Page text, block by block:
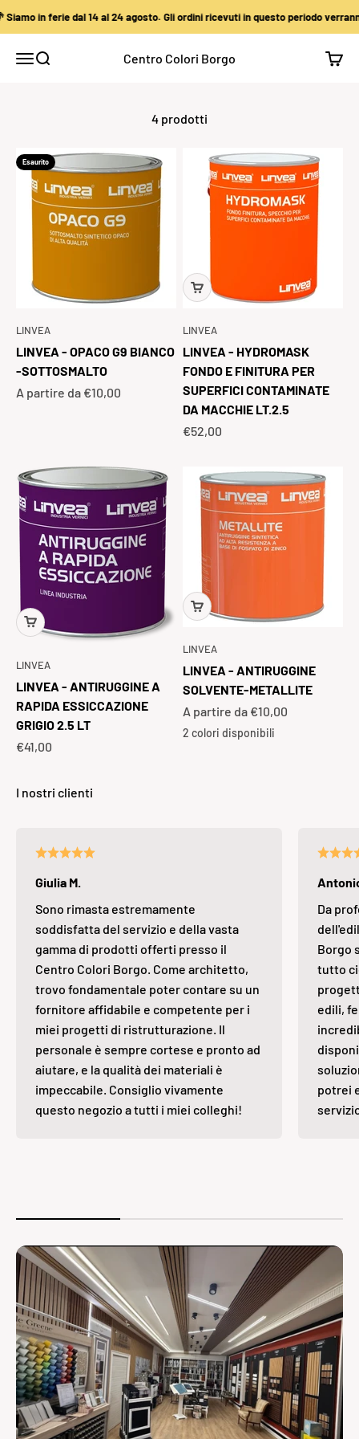
Vai al contenuto
in ferie dal 14 al 24 agosto. Gli ordini ricevuti in questo periodo
Apri il menu di navigazione
Mostra il menu di ricercaCentro Colori Borgo
4 prodotti
Esaurito
LINVEA
LINVEA - OPACO G9 BIANCO
-SOTTOSMALTO
Prezzo scontato
A partire da €10,00
LINVEA
LINVEA - HYDROMASK
FONDO E FINITURA PER
SUPERFICI CONTAMINATE
DA MACCHIE LT.2.5
Prezzo scontato
€52,00
LINVEA
LINVEA - ANTIRUGGINE A
RAPIDA ESSICCAZIONE
GRIGIO 2.5 LT
Prezzo scontato
€41,00
LINVEA
LINVEA - ANTIRUGGINE
SOLVENTE-METALLITE
Prezzo scontato
A partire da €10,00
2 colori disponibili
Giulia M.
Sono rimasta estremamente
soddisfatta del servizio e della vasta
gamma di prodotti offerti presso il
Centro Colori Borgo. Come architetto,
trovo fondamentale poter contare su un
fornitore affidabile e competente per i
miei progetti di ristrutturazione. Il
personale è sempre cortese e pronto ad
aiutare, e la qualità dei materiali è
impeccabile. Consiglio vivamente
questo negozio a tutti i miei colleghi!
Da
Borgo
tutto
edili,
potrei